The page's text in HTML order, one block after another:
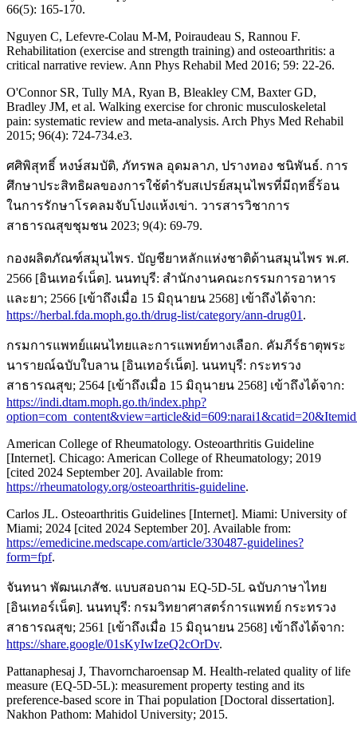
66(5): 165-170.
Nguyen C, Lefevre-Colau M-M, Poiraudeau S, Rannou F.
Rehabilitation (exercise and strength training) and osteoarthritis: a
critical narrative review. Ann Phys Rehabil Med 2016; 59: 22-26.
O'Connor SR, Tully MA, Ryan B, Bleakley CM, Baxter GD,
Bradley JM, et al. Walking exercise for chronic musculoskeletal
pain: systematic review and meta-analysis. Arch Phys Med Rehabil
2015; 96(4): 724-734.e3.
ศศิพิสุทธิ์ หงษ์สมบัติ, ภัทรพล อุดมลาภ, ปรางทอง ชนิพันธ์. การ
ศึกษาประสิทธิผลของการใช้ตำรับสเปรย์สมุนไพรที่มีฤทธิ์ร้อน
ในการรักษาโรคลมจับโปงแห้งเข่า. วารสารวิชาการ
สาธารณสุขชุมชน 2023; 9(4): 69-79.
กองผลิตภัณฑ์สมุนไพร. บัญชียาหลักแห่งชาติด้านสมุนไพร พ.ศ.
2566 [อินเทอร์เน็ต]. นนทบุรี: สำนักงานคณะกรรมการอาหาร
และยา; 2566 [เข้าถึงเมื่อ 15 มิถุนายน 2568] เข้าถึงได้จาก:
https://herbal.fda.moph.go.th/drug-list/category/ann-drug01 .
กรมการแพทย์แผนไทยและการแพทย์ทางเลือก. คัมภีร์ธาตุพระ
นารายณ์ฉบับใบลาน [อินเทอร์เน็ต]. นนทบุรี: กระทรวง
สาธารณสุข; 2564 [เข้าถึงเมื่อ 15 มิถุนายน 2568] เข้าถึงได้จาก:
https://indi.dtam.moph.go.th/index.php?
American College of Rheumatology. Osteoarthritis Guideline
[Internet]. Chicago: American College of Rheumatology; 2019
[cited 2024 September 20]. Available from:
https://rheumatology.org/osteoarthritis-guideline.
Carlos JL. Osteoarthritis Guidelines [Internet]. Miami: University of
Miami; 2024 [cited 2024 September 20]. Available from:
https://emedicine.medscape.com/article/330487-guidelines?
form=fpf.
จันทนา พัฒนเภสัช. แบบสอบถาม EQ-5D-5L ฉบับภาษาไทย
[อินเทอร์เน็ต]. นนทบุรี: กรมวิทยาศาสตร์การแพทย์ กระทรวง
สาธารณสุข; 2561 [เข้าถึงเมื่อ 15 มิถุนายน 2568] เข้าถึงได้จาก:
https://share.google/01sKyIwIzeQ2cOrDv.
Pattanaphesaj J, Thavorncharoensap M. Health-related quality of life
measure (EQ-5D-5L): measurement property testing and its
preference-based score in Thai population [Doctoral dissertation].
Nakhon Pathom: Mahidol University; 2015.